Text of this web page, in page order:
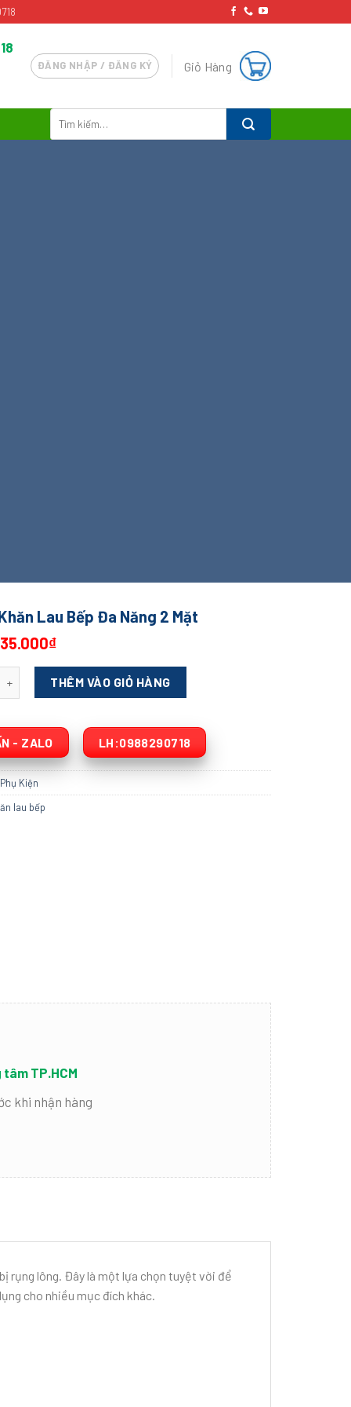
ĐĂNG NHẬP / ĐĂNG KÝ Giỏ Hàng
kiếm:
Lau Bếp Đa Năng 2 Mặt
35.000₫
Lau Bếp Đa Năng 2 Mặt số lượng
THÊM VÀO GIỎ HÀNG
- ZALO LH:0988290718
Phụ Kiện
lau bếp
TP.HCM
khi nhận hàng
rụng lông. Đây là một lựa chọn tuyệt vời để
cho nhiều mục đích khác.